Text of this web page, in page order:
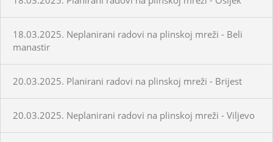
18.03.2025. Neplanirani radovi na plinskoj mreži - Beli
manastir
20.03.2025. Planirani radovi na plinskoj mreži - Brijest
20.03.2025. Neplanirani radovi na plinskoj mreži - Viljevo